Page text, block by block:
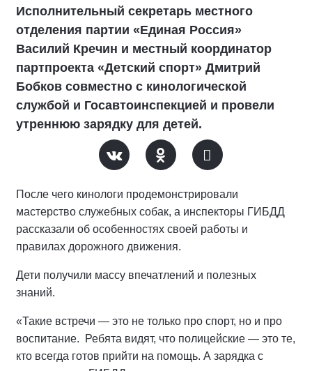
Исполнительный секретарь местного
отделения партии «Единая Россия»
Василий Кречин и местный координатор
партпроекта «Детский спорт» Дмитрий
Бобков совместно с кинологической
службой и Госавтоинспекцией и провели
утреннюю зарядку для детей.
После чего кинологи продемонстрировали
мастерство служебных собак, а инспекторы ГИБДД
рассказали об особенностях своей работы и
правилах дорожного движения.
Дети получили массу впечатлений и полезных
знаний.
«Такие встречи — это не только про спорт, но и про
воспитание. Ребята видят, что полицейские — это те,
кто всегда готов прийти на помощь. А зарядка с